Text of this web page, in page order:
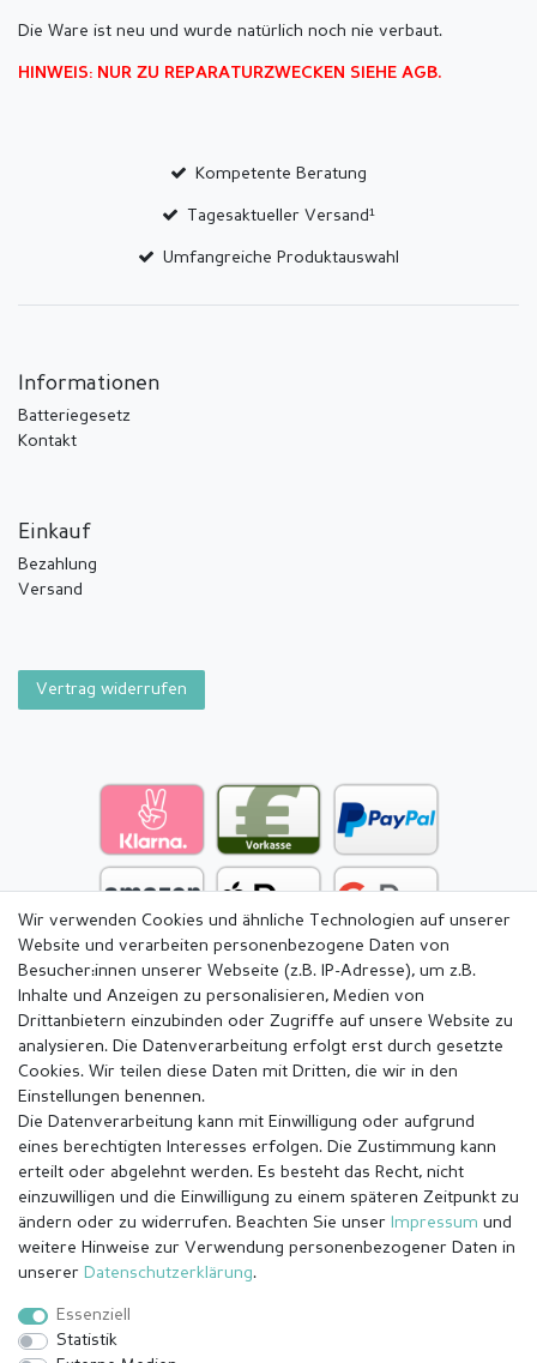
Die Ware ist neu und wurde natürlich noch nie verbaut.
HINWEIS: NUR ZU REPARATURZWECKEN SIEHE AGB.
Kompetente Beratung
Tagesaktueller Versand¹
Umfangreiche Produktauswahl
Informationen
Batteriegesetz
Kontakt
Einkauf
Bezahlung
Versand
Vertrag widerrufen
Impressum Daten­schutz­erklärung
Barrierefreiheitserklärung
Wir verwenden Cookies und ähnliche Technologien auf unserer
Website und verarbeiten personenbezogene Daten von
Besucher:innen unserer Webseite (z.B. IP-Adresse), um z.B.
Inhalte und Anzeigen zu personalisieren, Medien von
Drittanbietern einzubinden oder Zugriffe auf unsere Website zu
analysieren. Die Datenverarbeitung erfolgt erst durch gesetzte
Cookies. Wir teilen diese Daten mit Dritten, die wir in den
Einstellungen benennen.
Die Datenverarbeitung kann mit Einwilligung oder aufgrund
eines berechtigten Interesses erfolgen. Die Zustimmung kann
erteilt oder abgelehnt werden. Es besteht das Recht, nicht
einzuwilligen und die Einwilligung zu einem späteren Zeitpunkt zu
ändern oder zu widerrufen. Beachten Sie unser Impressum und
weitere Hinweise zur Verwendung personenbezogener Daten in
unserer Daten­schutz­erklärung.
Essenziell
Statistik